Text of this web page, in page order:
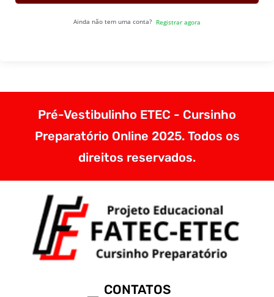
Ainda não tem uma conta? Registrar agora
Pré-Vestibulinho ETEC - Cursinho
Preparatório Online 2025. Todos os
direitos reservados.
CONTATOS